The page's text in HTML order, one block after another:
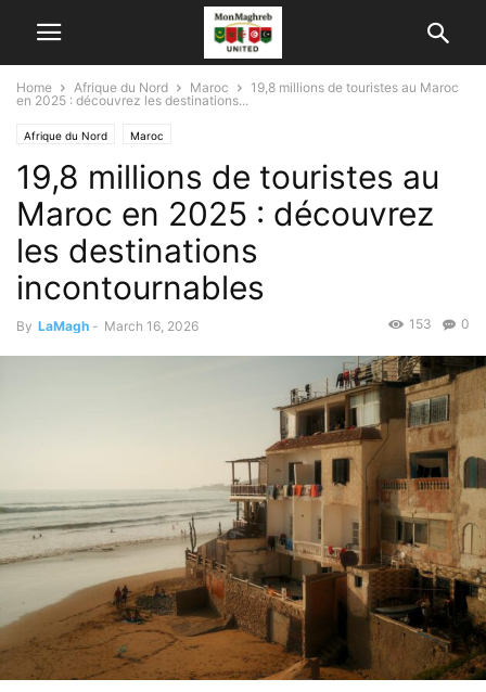
Home Afrique du Nord Maroc
19,8 millions de touristes au Maroc
en 2025 : découvrez les destinations...
Afrique du Nord Maroc
19,8 millions de touristes au
Maroc en 2025 : découvrez
les destinations
incontournables
By LaMagh - March 16, 2026 0
153